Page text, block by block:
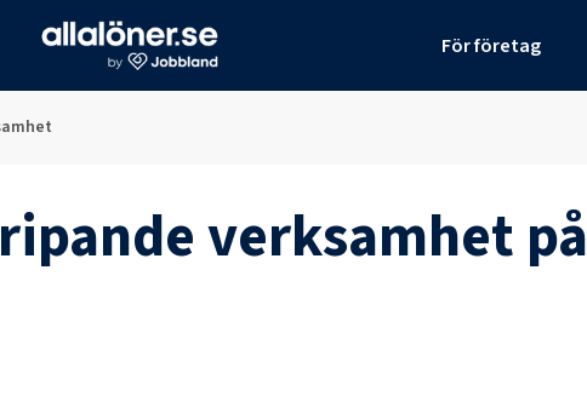
För företag
verksamhet på